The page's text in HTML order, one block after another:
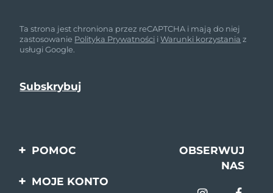
Ta strona jest chroniona przez reCAPTCHA i mają do niej
zastosowanie Polityka Prywatności iWarunki korzystania z
usługi Google.
POMOC
Kontakt
OBSERWUJ
NAS
MOJE KONTO